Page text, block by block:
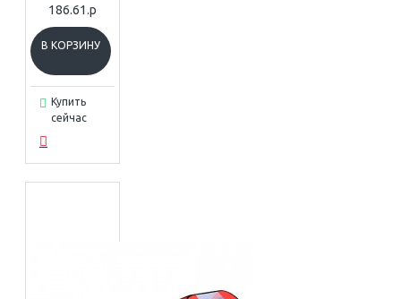
186.61.р
В КОРЗИНУ
Купить
сейчас